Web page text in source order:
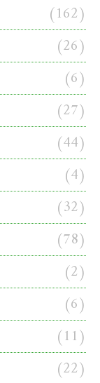
(162)
(26)
(6)
(27)
(44)
(4)
(32)
(78)
(2)
(6)
(11)
(22)